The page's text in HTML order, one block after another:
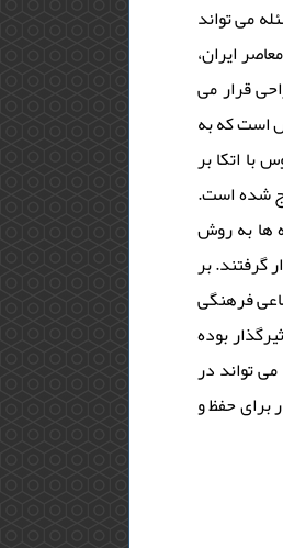
می تواند
ایران،
قرار می
است که به
با اتکا بر
شده است.
ها به روش
گرفتند. بر
فرهنگی
بوده
تواند در
برای حفظ و